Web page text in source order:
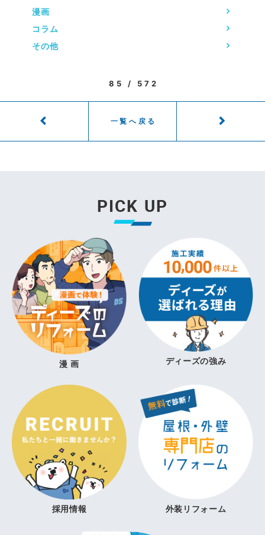
漫画
コラム
その他
85 / 572
一覧へ戻る
PICK UP
漫 画 ディーズの強み
採用情報 外装リフォーム